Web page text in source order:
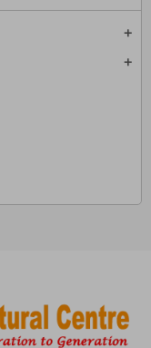
add
add